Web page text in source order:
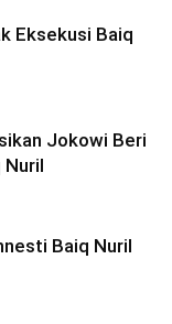
Eksekusi Baiq
Jokowi Beri
Nuril
Baiq Nuril